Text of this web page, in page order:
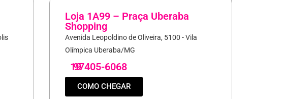
Loja 1A99 – Praça Uberaba
Shopping
Avenida Leopoldino de Oliveira, 5100 - Vila
Olímpica Uberaba/MG
19
97405-6068
COMO CHEGAR